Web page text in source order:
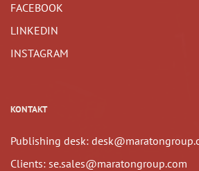
FACEBOOK
LINKEDIN
INSTAGRAM
KONTAKT
Publishing desk:
Clients: se.sales@maratongroup.com